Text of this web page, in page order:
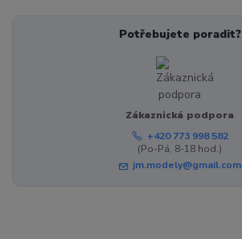
Potřebujete poradit?
Zákaznická podpora
+420 773 998 582
(Po-Pá, 8-18 hod.)
jm.modely@gmail.com